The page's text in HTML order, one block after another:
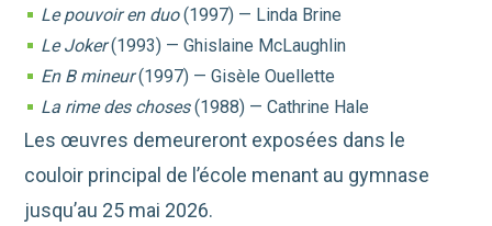
Le pouvoir en duo(1997) — Linda Brine
Le Joker(1993) —Ghislaine McLaughlin
En B mineur(1997) —Gisèle Ouellette
La rime des choses(1988) —Cathrine Hale
Les œuvres demeureront exposées dans le
couloir principal de l’école menant au gymnase
jusqu’au 25 mai 2026.